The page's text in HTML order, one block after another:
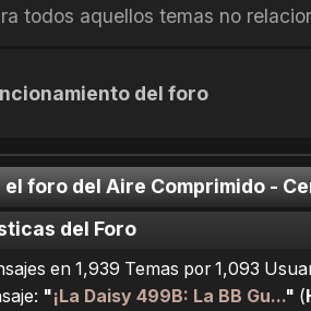
todos aquellos temas no
del foro
el foro del Aire Comprimido -
del Foro
en 1,939 Temas por 1,093
"¡La Daisy 499B: La BB Gu..." (